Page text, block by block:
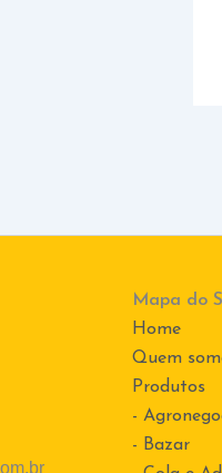
Mapa do
Home
Quem
Produtos
-
- Bazar